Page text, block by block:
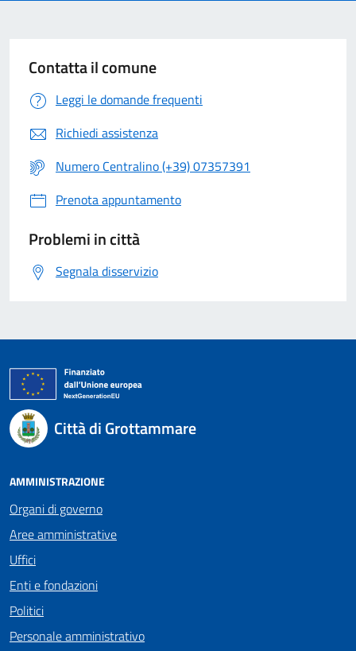
Contatta il comune
Leggi le domande frequenti
Richiedi assistenza
Numero Centralino (+39) 07357391
Prenota appuntamento
Problemi in città
Segnala disservizio
Città di Grottammare
AMMINISTRAZIONE
Organi di governo
Aree amministrative
Uffici
Enti e fondazioni
Politici
Personale amministrativo